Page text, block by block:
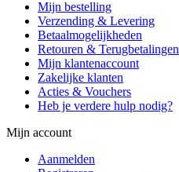
Mijn bestelling
Verzending & Levering
Betaalmogelijkheden
Retouren & Terugbetalingen
Mijn klantenaccount
Zakelijke klanten
Acties & Vouchers
Heb je verdere hulp nodig?
Mijn account
Aanmelden